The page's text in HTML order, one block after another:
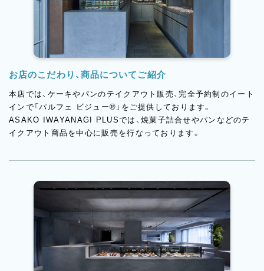
お店のこだわり、商品についてご紹介
本店では、ケーキやパンのテイクアウト販売、完全予約制のイート
インで「パルフェ ビジュー®︎」をご提供しております。
ASAKO IWAYANAGI PLUSでは、焼菓子詰合せやパンなどのテ
イクアウト商品を中心に販売を行なっております。